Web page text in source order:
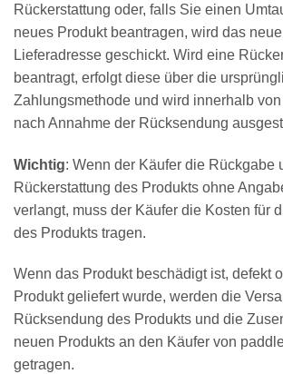
Rückerstattung oder, falls Sie einen
neues Produkt beantragen, wird das
Lieferadresse geschickt. Wird eine
beantragt, erfolgt diese über die
Zahlungsmethode und wird innerhalb
nach Annahme der Rücksendung
Wichtig: Wenn der Käufer die Rückgabe
Rückerstattung des Produkts ohne
verlangt, muss der Käufer die Kosten für
des Produkts tragen.
Wenn das Produkt beschädigt ist, defekt
Produkt geliefert wurde, werden die
Rücksendung des Produkts und die
neuen Produkts an den Käufer von
getragen.